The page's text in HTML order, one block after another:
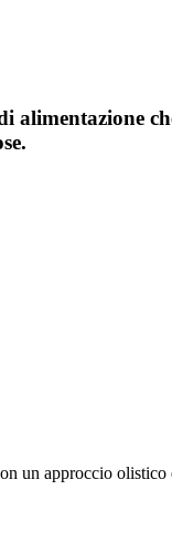
alimentazione
un approccio